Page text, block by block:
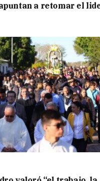
a retomar el